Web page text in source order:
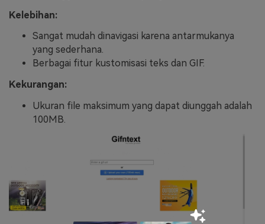
Kelebihan:
Sangat mudah dinavigasi karena antarmukanya
yang sederhana.
Berbagai fitur kustomisasi teks dan GIF.
Kekurangan:
Ukuran file maksimum yang dapat diunggah adalah
100MB.